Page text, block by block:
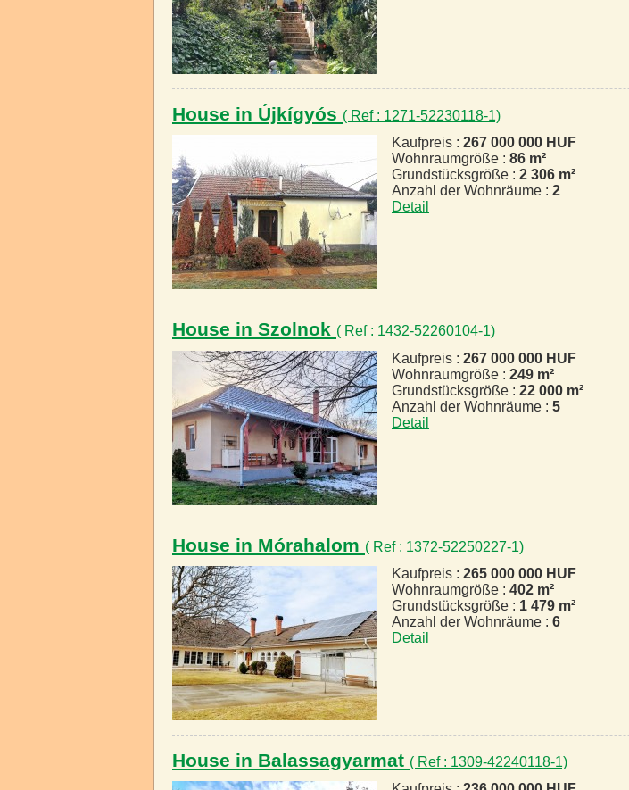
House in Újkígyós ( Ref : 1271-52230118-1)
Kaufpreis : 267 000 000 HUF
Wohnraumgröße : 86 m²
Grundstücksgröße : 2 306 m²
Anzahl der Wohnräume : 2
Detail
House in Szolnok ( Ref : 1432-52260104-1)
Kaufpreis : 267 000 000 HUF
Wohnraumgröße : 249 m²
Grundstücksgröße : 22 000 m²
Anzahl der Wohnräume : 5
Detail
House in Mórahalom ( Ref : 1372-52250227-1)
Kaufpreis : 265 000 000 HUF
Wohnraumgröße : 402 m²
Grundstücksgröße : 1 479 m²
Anzahl der Wohnräume : 6
Detail
House in Balassagyarmat ( Ref : 1309-42240118-1)